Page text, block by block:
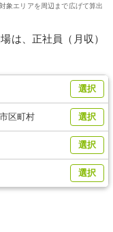
象エリアを周辺まで広げて算出
は、正社員（月収）
選択
市区町村 選択
選択
選択